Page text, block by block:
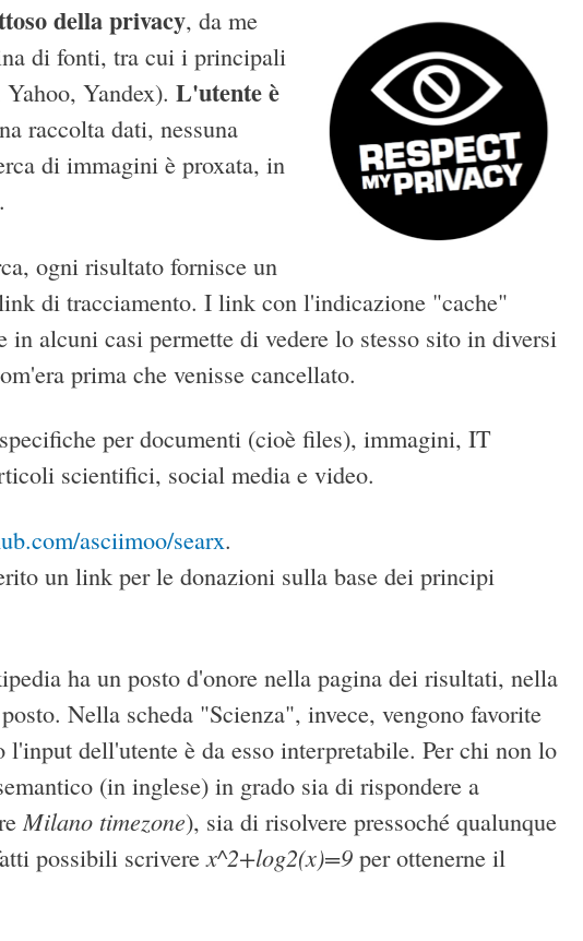
della privacy, da me
di fonti, tra cui i principali
Yandex). L'utente è
raccolta dati, nessuna
di immagini è proxata, in
ogni risultato fornisce un
di tracciamento. I link con l'indicazione "cache"
alcuni casi permette di vedere lo stesso sito in diversi
prima che venisse cancellato.
per documenti (cioè files), immagini, IT
scientifici, social media e video.
asciimoo/searx.
un link per le donazioni sulla base dei principi
ha un posto d'onore nella pagina dei risultati, nella
Nella scheda "Scienza", invece, vengono favorite
dell'utente è da esso interpretabile. Per chi non lo
(in inglese) in grado sia di rispondere a
Milano timezone), sia di risolvere pressoché qualunque
possibili scriverex^2+log2(x)=9 per ottenerne il